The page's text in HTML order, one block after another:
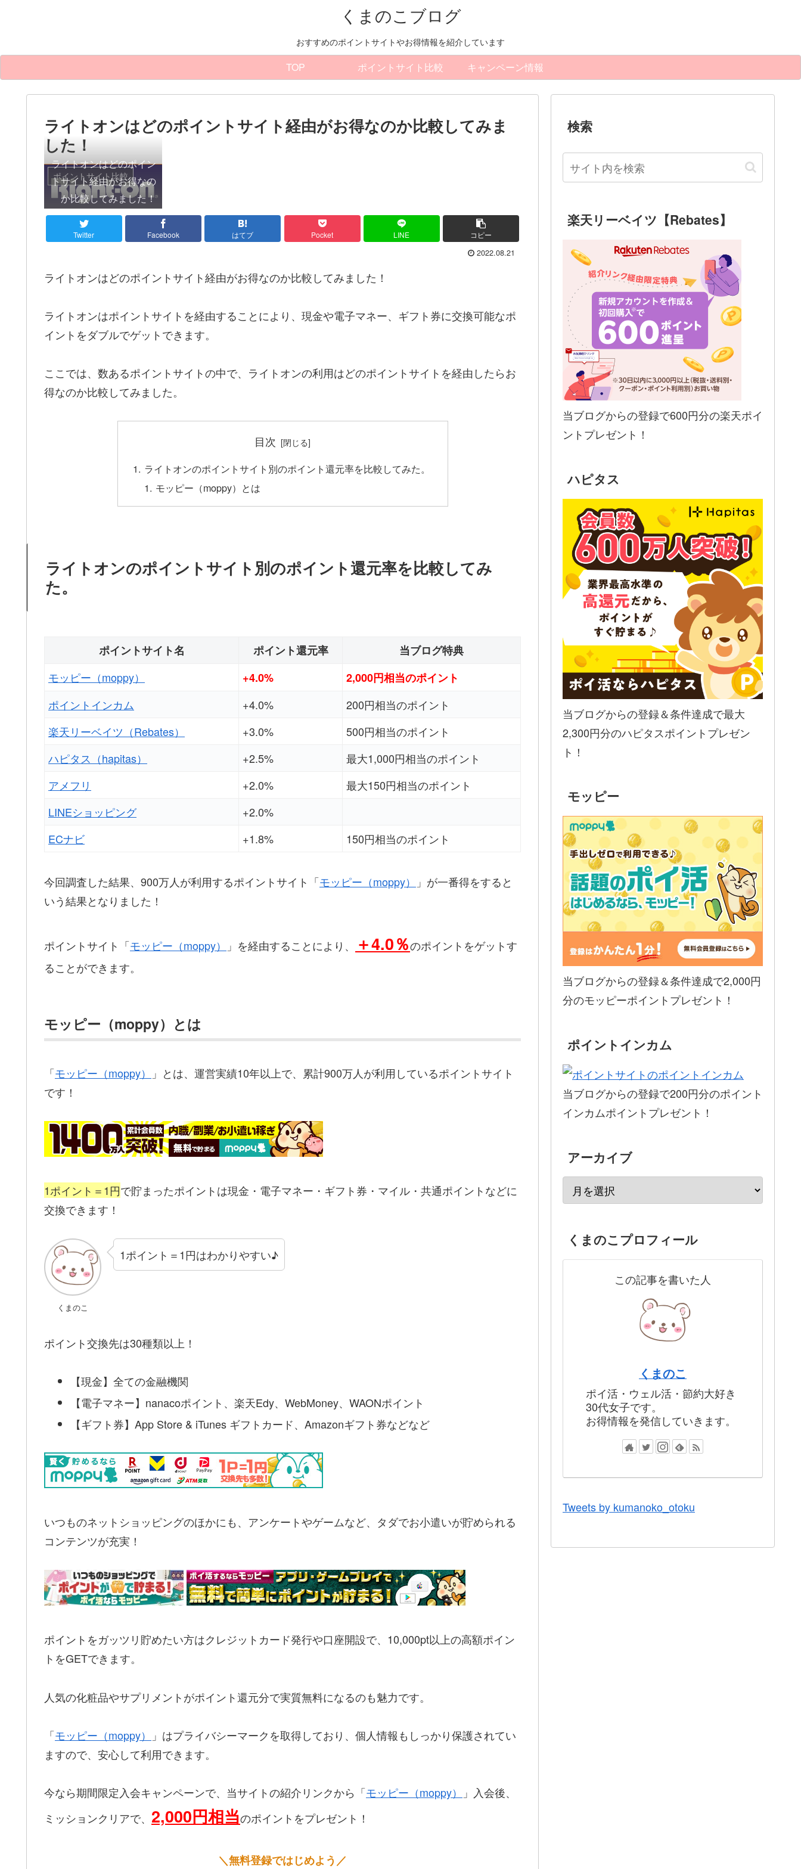
くまのこブログ
おすすめのポイントサイトやお得情報を紹介しています
TOP ポイントサイト比較 キャンペーン情報
ライトオンはどのポイントサイト経由がお得なのか比較してみま
した！
ポイントサイト比較
ライトオンはどのポイン
トサイト経由がお得なの
か比較してみました！
Twitter Facebook はてブ Pocket LINE コピー
2022.08.21
ライトオンはどのポイントサイト経由がお得なのか比較してみました！
ライトオンはポイントサイトを経由することにより、現金や電子マネー、ギフト券に交換可能なポ
イントをダブルでゲットできます。
ここでは、数あるポイントサイトの中で、ライトオンの利用はどのポイントサイトを経由したらお
得なのか比較してみました。
目次
ライトオンのポイントサイト別のポイント還元率を比較してみた。
モッピー（moppy）とは
ライトオンのポイントサイト別のポイント還元率を比較してみ
た。
ポイントサイト名 ポイント還元率
当ブログ特典
モッピー（moppy）
+4.0%
2,000円相当のポイント
ポイントインカム
+4.0%
200円相当のポイント
楽天リーベイツ（Rebates）
+3.0%
500円相当のポイント
ハピタス（hapitas）
+2.5%
最大1,000円相当のポイント
アメフリ
+2.0%
最大150円相当のポイント
LINEショッピング
+2.0%
ECナビ
+1.8% 150円相当のポイント
今回調査した結果、900万人が利用するポイントサイト「モッピー（moppy）
」が一番得をすると
いう結果となりました！
ポイントサイト「モッピー（moppy） 」を経由することにより、 ＋4.0％のポイントをゲットす
ることができます。
モッピー（moppy）とは
「モッピー（moppy）
」とは、運営実績10年以上で、累計900万人が利用しているポイントサイト
です！
1ポイント＝1円で貯まったポイントは現金・電子マネー・ギフト券・マイル・共通ポイントなどに
交換できます！
くまのこ
1ポイント＝1円はわかりやすい♪
ポイント交換先は30種類以上！
【現金】全ての金融機関
【電子マネー】nanacoポイント、楽天Edy、WebMoney、WAONポイント
【ギフト券】App Store & iTunes ギフトカード、Amazonギフト券などなど
いつものネットショッピングのほかにも、アンケートやゲームなど、タダでお小遣いが貯められる
コンテンツが充実！
ポイントをガッツリ貯めたい方はクレジットカード発行や口座開設で、10,000pt以上の高額ポイン
トをGETできます。
人気の化粧品やサプリメントがポイント還元分で実質無料になるのも魅力です。
「モッピー（moppy）
」はプライバシーマークを取得しており、個人情報もしっかり保護されてい
ますので、安心して利用できます。
今なら期間限定入会キャンペーンで、当サイトの紹介リンクから「モッピー（moppy）
」入会後、
ミッションクリアで、 2,000円相当のポイントをプレゼント！
＼無料登録ではじめよう／
検索
楽天リーベイツ【Rebates】
当ブログからの登録で600円分の楽天ポイ
ントプレゼント！
ハピタス
当ブログからの登録＆条件達成で最大
2,300円分のハピタスポイントプレゼン
ト！
モッピー
当ブログからの登録＆条件達成で2,000円
分のモッピーポイントプレゼント！
ポイントインカム
当ブログからの登録で200円分のポイント
インカムポイントプレゼント！
アーカイブ
くまのこプロフィール
この記事を書いた人
くまのこ
ポイ活・ウェル活・節約大好き
30代女子です。
お得情報を発信していきます。
Tweets by kumanoko_otoku